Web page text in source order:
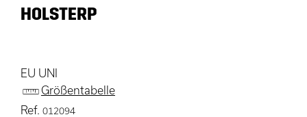
HOLSTERP
EU UNI
Größentabelle
Ref. 012094